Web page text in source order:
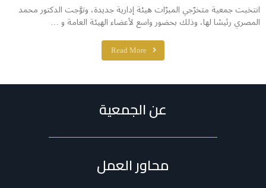
انتخبت جمعية متخرّجي المبرّات هيئة إدارية جديدة، وتوَّجت الدكتور محمد
المصري رئيسًا لها، وذلك بحضور واسع لأعضاء الهيئة العامة و …
Read More
عن الجمعية
محاور العمل